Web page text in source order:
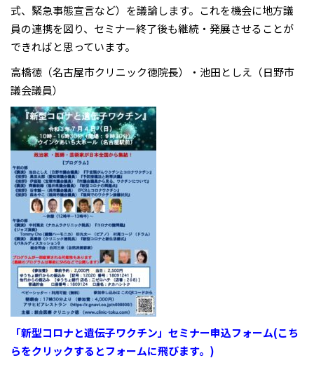
式、緊急事態宣言など）を議論します。これを機会に地方議
員の連携を図り、セミナー終了後も継続・発展させることが
できればと思っています。
高橋徳（名古屋市クリニック徳院長）・池田としえ（日野市
議会議員）
「新型コロナと遺伝子ワクチン」セミナー申込フォーム(こち
らをクリックするとフォームに飛びます。)